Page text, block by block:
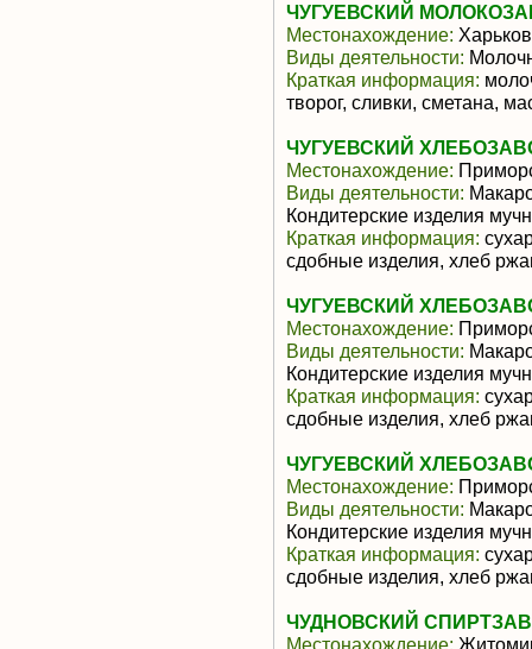
ЧУГУЕВСКИЙ
Местонахождение:
Виды деятельности:
Краткая информация:
творог, сливки, сметана,
ЧУГУЕВСКИЙ
Местонахождение:
Виды деятельности:
Кондитерские изделия
Краткая информация:
сдобные изделия, хлеб
ЧУГУЕВСКИЙ
Местонахождение:
Виды деятельности:
Кондитерские изделия
Краткая информация:
сдобные изделия, хлеб
ЧУГУЕВСКИЙ
Местонахождение:
Виды деятельности:
Кондитерские изделия
Краткая информация:
сдобные изделия, хлеб
ЧУДНОВСКИЙ
Местонахождение: